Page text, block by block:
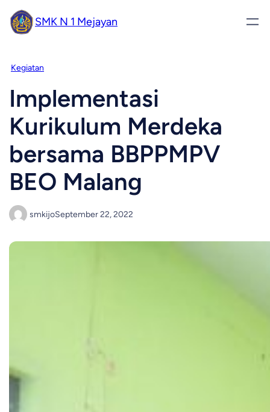
SMK N 1 Mejayan
Kegiatan
Implementasi
Kurikulum Merdeka
bersama BBPPMPV
BEO Malang
smkijoSeptember 22, 2022